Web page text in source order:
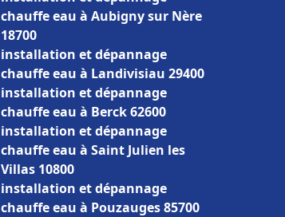
chauffe eau à Aubigny sur Nère
18700
installation et dépannage
chauffe eau à Landivisiau 29400
installation et dépannage
chauffe eau à Berck 62600
installation et dépannage
chauffe eau à Saint Julien les
Villas 10800
installation et dépannage
chauffe eau à Pouzauges 85700